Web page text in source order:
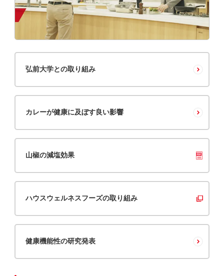
弘前大学との取り組み
カレーが健康に及ぼす良い影響
山椒の減塩効果
ハウスウェルネスフーズの取り組み
健康機能性の研究発表